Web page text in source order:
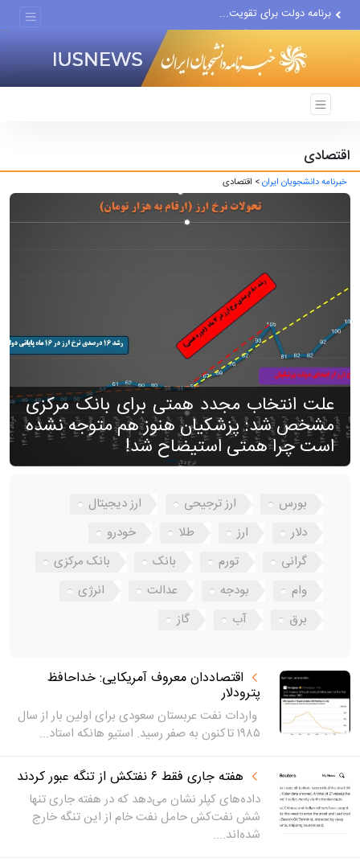
رژیم صهیونیستی بزرگ‌ترین...
دور جدید مذاکرات با اسرائیل...
اقتصادی
خبرنامه دانشجویان ایران> اقتصادی
علت انتخاب مجدد همتی برای بانک مرکزی
مشخص شد: پزشکیان هنوز هم متوجه نشده
است چرا همتی استیضاح شد!
بورس ارز ترجیحی
ارز دیجیتال
دلار
ارز طلا
خودرو
گرانی
تورم بانک
بانک مرکزی
وام
بودجه عدالت
انرژی
برق
آب گاز
اقتصاددان معروف آمریکایی: خداحافظ
پترودلار
واردات نفت عربستان سعودی برای اولین بار از سال
۱۹۸۵ تاکنون به صفر رسید. استیو هانکه استاد...
هفته جاری فقط ۶ نفتکش از تنگه عبور کردند
داده‌های کپلر نشان می‌دهد که در هفته جاری تنها
شش نفت‌کش حامل نفت خام از این تنگه خارج
شده‌اند....